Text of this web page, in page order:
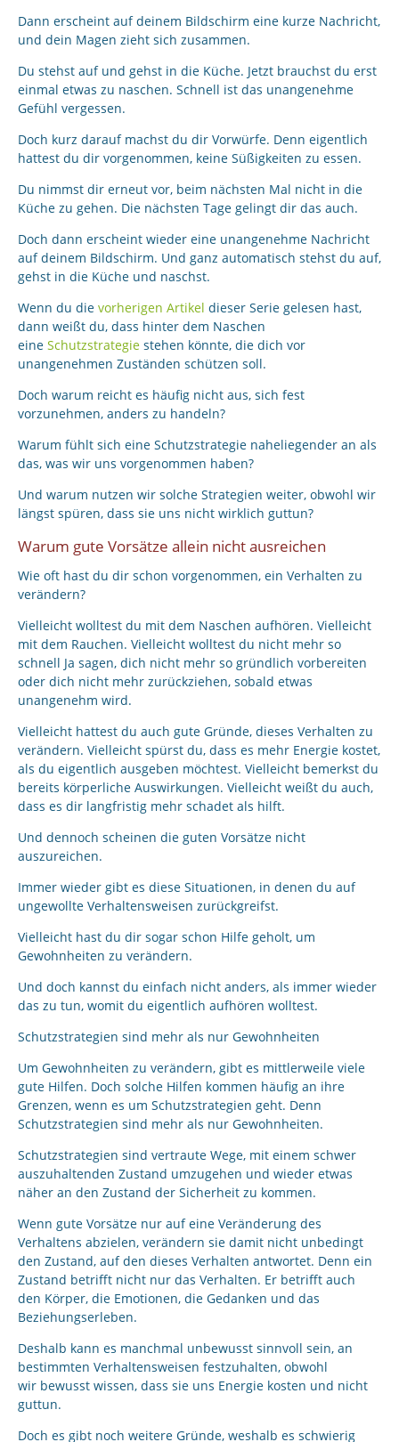
Dann erscheint auf deinem Bildschirm eine kurze Nachricht,
und dein Magen zieht sich zusammen.
Du stehst auf und gehst in die Küche. Jetzt brauchst du erst
einmal etwas zu naschen. Schnell ist das unangenehme
Gefühl vergessen.
Doch kurz darauf machst du dir Vorwürfe. Denn eigentlich
hattest du dir vorgenommen, keine Süßigkeiten zu essen.
Du nimmst dir erneut vor, beim nächsten Mal nicht in die
Küche zu gehen. Die nächsten Tage gelingt dir das auch.
Doch dann erscheint wieder eine unangenehme Nachricht
auf deinem Bildschirm. Und ganz automatisch stehst du auf,
gehst in die Küche und naschst.
Wenn du die vorherigen Artikel dieser Serie gelesen hast,
dann weißt du, dass hinter dem Naschen
eine Schutzstrategie stehen könnte, die dich vor
unangenehmen Zuständen schützen soll.
Doch warum reicht es häufig nicht aus, sich fest
vorzunehmen, anders zu handeln?
Warum fühlt sich eine Schutzstrategie naheliegender an als
das, was wir uns vorgenommen haben?
Und warum nutzen wir solche Strategien weiter, obwohl wir
längst spüren, dass sie uns nicht wirklich guttun?
Warum gute Vorsätze allein nicht ausreichen
Wie oft hast du dir schon vorgenommen, ein Verhalten zu
verändern?
Vielleicht wolltest du mit dem Naschen aufhören. Vielleicht
mit dem Rauchen. Vielleicht wolltest du nicht mehr so
schnell Ja sagen, dich nicht mehr so gründlich vorbereiten
oder dich nicht mehr zurückziehen, sobald etwas
unangenehm wird.
Vielleicht hattest du auch gute Gründe, dieses Verhalten zu
verändern. Vielleicht spürst du, dass es mehr Energie kostet,
als du eigentlich ausgeben möchtest. Vielleicht bemerkst du
bereits körperliche Auswirkungen. Vielleicht weißt du auch,
dass es dir langfristig mehr schadet als hilft.
Und dennoch scheinen die guten Vorsätze nicht
auszureichen.
Immer wieder gibt es diese Situationen, in denen du auf
ungewollte Verhaltensweisen zurückgreifst.
Vielleicht hast du dir sogar schon Hilfe geholt, um
Gewohnheiten zu verändern.
Und doch kannst du einfach nicht anders, als immer wieder
das zu tun, womit du eigentlich aufhören wolltest.
Schutzstrategien sind mehr als nur Gewohnheiten
Um Gewohnheiten zu verändern, gibt es mittlerweile viele
gute Hilfen. Doch solche Hilfen kommen häufig an ihre
Grenzen, wenn es um Schutzstrategien geht. Denn
Schutzstrategien sind mehr als nur Gewohnheiten.
Schutzstrategien sind vertraute Wege, mit einem schwer
auszuhaltenden Zustand umzugehen und wieder etwas
näher an den Zustand der Sicherheit zu kommen.
Wenn gute Vorsätze nur auf eine Veränderung des
Verhaltens abzielen, verändern sie damit nicht unbedingt
den Zustand, auf den dieses Verhalten antwortet. Denn ein
Zustand betrifft nicht nur das Verhalten. Er betrifft auch
den Körper, die Emotionen, die Gedanken und das
Beziehungserleben.
Deshalb kann es manchmal unbewusst sinnvoll sein, an
bestimmten Verhaltensweisen festzuhalten, obwohl
wir bewusst wissen, dass sie uns Energie kosten und nicht
guttun.
Doch es gibt noch weitere Gründe, weshalb es schwierig